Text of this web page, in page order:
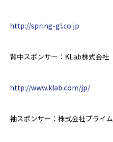
http://spring-gl.co.jp
背中スポンサー： KLab株式会社
http://www.klab.com/jp/
袖スポンサー：株式会社プライム